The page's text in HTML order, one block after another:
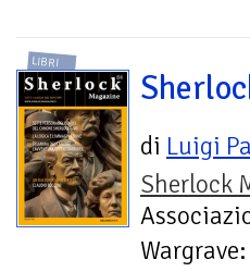
LIBRI
di Luigi
Sherlock